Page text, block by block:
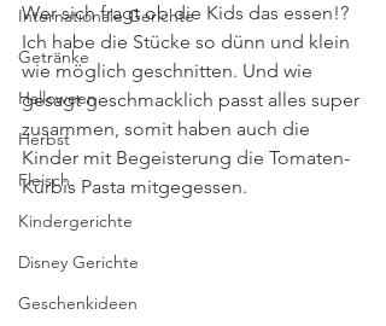
Internationale Gerichte
Getränke
Halloween
Herbst
Fleisch
Kindergerichte
Disney Gerichte
Geschenkideen
Wer sich fragt ob die Kids das essen!?
Ich habe die Stücke so dünn und klein
wie möglich geschnitten. Und wie
gesagt geschmacklich passt alles super
zusammen, somit haben auch die
Kinder mit Begeisterung die Tomaten-
Kürbis Pasta mitgegessen.